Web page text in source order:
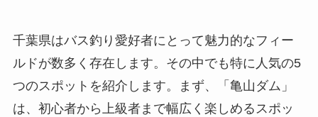
千葉県はバス釣り愛好者にとって魅力的なフィー
ルドが数多く存在します。その中でも特に人気の5
つのスポットを紹介します。まず、「亀山ダム」
は、初心者から上級者まで幅広く楽しめるスポッ